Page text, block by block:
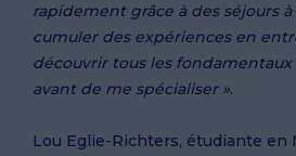
rapidement grâce à des séjours à
cumuler des expériences en
découvrir tous les
avant de me spécialiser ».
Lou Eglie-Richters, étudiante en